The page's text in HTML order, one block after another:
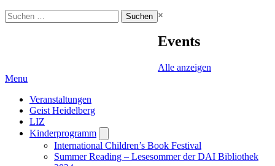
Suchen
nach:
×
Events
Alle anzeigen
Menu
Veranstaltungen
Geist Heidelberg
LIZ
Kinderprogramm
submenu
International Children’s Book Festival
Summer Reading – Lesesommer der DAI Bibliothek